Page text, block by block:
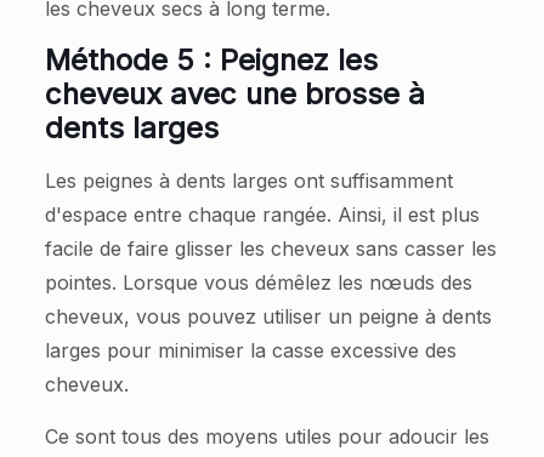
les cheveux secs à long terme.
Méthode 5 : Peignez les
cheveux avec une brosse à
dents larges
Les peignes à dents larges ont suffisamment
d'espace entre chaque rangée. Ainsi, il est plus
facile de faire glisser les cheveux sans casser les
pointes. Lorsque vous démêlez les nœuds des
cheveux, vous pouvez utiliser un peigne à dents
larges pour minimiser la casse excessive des
cheveux.
Ce sont tous des moyens utiles pour adoucir les